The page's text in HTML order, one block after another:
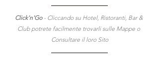
Click'n'Go - Cliccando su Hotel, Ristoranti, Bar &
Club potrete facilmente trovarli sulle Mappe o
Consultare il loro Sito